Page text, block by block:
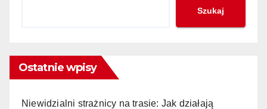
Szukaj
Ostatnie wpisy
Niewidzialni strażnicy na trasie: Jak działają